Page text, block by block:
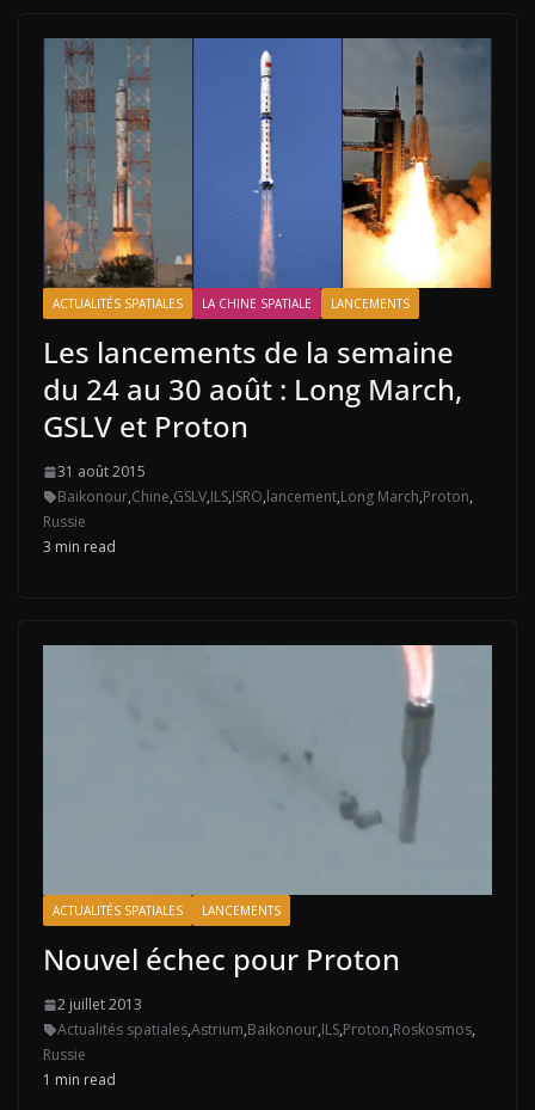
ACTUALITÉS SPATIALES LA CHINE SPATIALE LANCEMENTS
Les lancements de la semaine
du 24 au 30 août : Long March,
GSLV et Proton
31 août 2015
Baikonour,Chine,GSLV,ILS,ISRO,lancement,Long March,Proton,
Russie
3 min read
ACTUALITÉS SPATIALES LANCEMENTS
Nouvel échec pour Proton
2 juillet 2013
Actualités spatiales,Astrium,Baikonour,ILS,Proton,Roskosmos,
Russie
1 min read